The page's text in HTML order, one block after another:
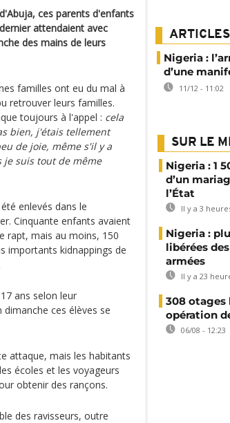
ces parents d'enfants
attendaient avec
des mains de leurs
familles ont eu du mal à
retrouver leurs familles.
toujours à l'appel : cela
bien, j'étais tellement
de joie, même s'il y a
suis tout de même
enlevés dans le
Cinquante enfants avaient
rapt, mais au moins, 150
importants kidnappings de
ans selon leur
ces élèves se
attaque, mais les habitants
écoles et les voyageurs
obtenir des rançons.
des ravisseurs, outre
Nigeria :
d’une
11/12 - 11:02
SUR LE
Nigeria : 1
d’un
l’État
Il y a 3
Nigeria :
libérées
armées
Il y a 23
308 otages
opération
06/08 - 12:23